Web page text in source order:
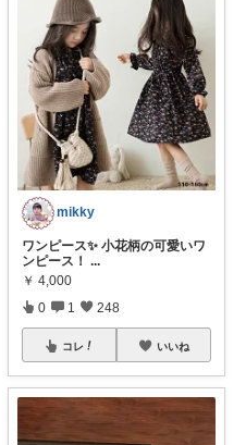
mikky
ワンピース✨ 小花柄の可愛いワ
ンピース！ ...
￥ 4,000
0 1 248
コレ いいね